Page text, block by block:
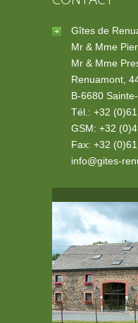
Gîtes de
Mr & Mme
Mr & Mme
Renuamont,
B-6680
Tél.: +32
GSM: +32
Fax: +32
info@gites-